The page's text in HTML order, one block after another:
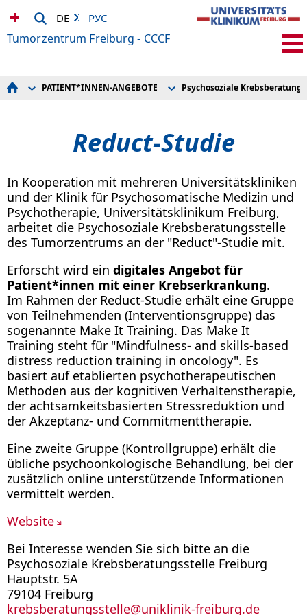
DE РУС
Tumorzentrum Freiburg - CCCF
FORSCHUNG
ÜBER UNS
IHRE SPENDEN
INFOS
PATIENT*INNEN-ANGEBOTE
Material und Links
Onkologische Pflege
Prävention
Projekt Freiburg INTEGRATIV+
Psychosoziale Krebsberatung
Seelsorge
Selbsthilfe
Sozialdienst
Sportonkologie
Tigerherz ... wenn Eltern Krebs haben
Zweite Meinung
Psychosoziale Krebsberatung
News und Rückblicke
Gruppenangebote/Termine
Reduct-Studie
In Kooperation mit mehreren Universitätskliniken
und der Klinik für Psychosomatische Medizin und
Psychotherapie, Universitätsklinikum Freiburg,
arbeitet die Psychosoziale Krebsberatungsstelle
des Tumorzentrums an der "Reduct"-Studie mit.
Erforscht wird ein digitales Angebot für
Patient*innen mit einer Krebserkrankung.
Im Rahmen der Reduct-Studie erhält eine Gruppe
von Teilnehmenden (Interventionsgruppe) das
sogenannte Make It Training. Das Make It
Training steht für "Mindfulness- and skills-based
distress reduction training in oncology". Es
basiert auf etablierten psychotherapeutischen
Methoden aus der kognitiven Verhaltenstherapie,
der achtsamkeitsbasierten Stressreduktion und
der Akzeptanz- und Commitmenttherapie.
Eine zweite Gruppe (Kontrollgruppe) erhält die
übliche psychoonkologische Behandlung, bei der
zusätzlich online unterstützende Informationen
vermittelt werden.
Website
Bei Interesse wenden Sie sich bitte an die
Psychosoziale Krebsberatungsstelle Freiburg
Hauptstr. 5A
79104 Freiburg
krebsberatungsstelle@uniklinik-freiburg.de